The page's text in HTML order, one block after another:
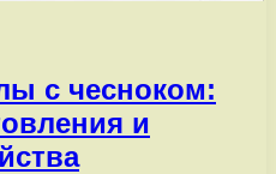
с чесноком:
и